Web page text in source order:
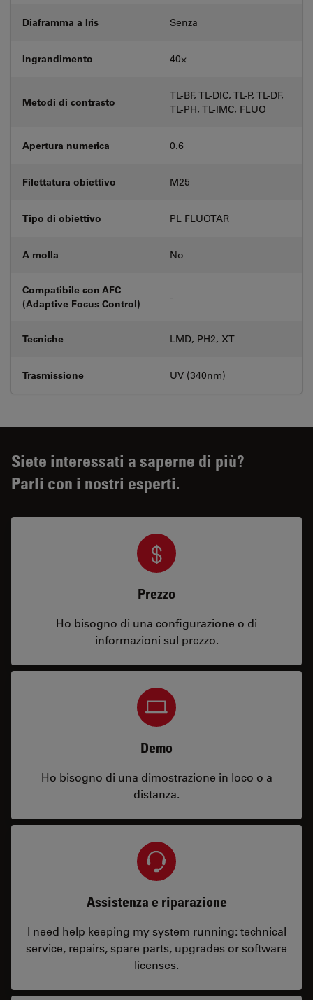
Diaframma a Iris Senza
Ingrandimento 40⨉
Metodi di contrasto
TL-BF, TL-DIC, TL-P, TL-DF,
TL-PH, TL-IMC, FLUO
Apertura numerica 0.6
Filettatura obiettivo M25
Tipo di obiettivo PL FLUOTAR
A molla No
Compatibile con AFC
(Adaptive Focus Control)
-
Tecniche LMD, PH2, XT
Trasmissione UV (340nm)
Siete interessati a saperne di più?
Parli con i nostri esperti.
Prezzo
Ho bisogno di una configurazione o di
informazioni sul prezzo.
Demo
Ho bisogno di una dimostrazione in loco o a
distanza.
Assistenza e riparazione
I need help keeping my system running: technical
service, repairs, spare parts, upgrades or software
licenses.